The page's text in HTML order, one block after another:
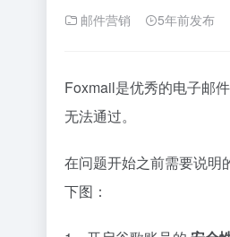
邮件营销 5年前发布
Foxmail是优秀的电子邮
无法通过。
在问题开始之前需要说明
下图：